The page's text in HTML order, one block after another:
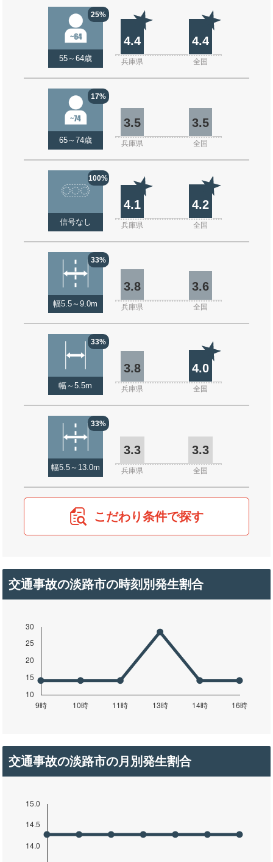
25%
55～64歳
4.4 4.4
兵庫県 全国
17%
65～74歳
3.5 3.5
兵庫県 全国
100%
信号なし
4.1 4.2
兵庫県 全国
33%
幅5.5～9.0m
3.8 3.6
兵庫県 全国
33%
幅～5.5m
3.8 4.0
兵庫県 全国
33%
幅5.5～13.0m
3.3 3.3
兵庫県 全国
こだわり条件で探す
交通事故の淡路市の時刻別発生割合
交通事故の淡路市の月別発生割合